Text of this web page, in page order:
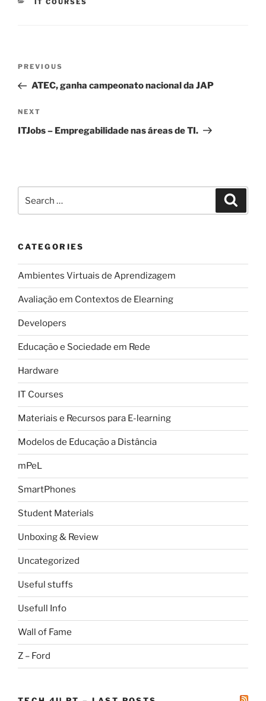
IT COURSES
Previous
Post
PREVIOUS
ATEC, ganha campeonato nacional da JAP
Next
Post
NEXT
ITJobs – Empregabilidade nas áreas de TI.
for:
CATEGORIES
Ambientes Virtuais de Aprendizagem
Avaliação em Contextos de Elearning
Developers
Educação e Sociedade em Rede
Hardware
IT Courses
Materiais e Recursos para E-learning
Modelos de Educação a Distância
mPeL
SmartPhones
Student Materials
Unboxing & Review
Uncategorized
Useful stuffs
Usefull Info
Wall of Fame
Z – Ford